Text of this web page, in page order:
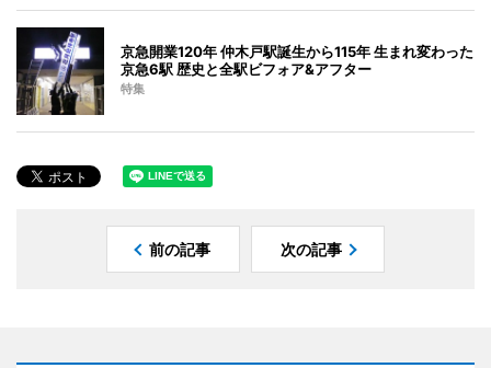
京急開業120年 仲木戸駅誕生から115年 生まれ変わった
京急6駅 歴史と全駅ビフォア&アフター
特集
前の記事 次の記事